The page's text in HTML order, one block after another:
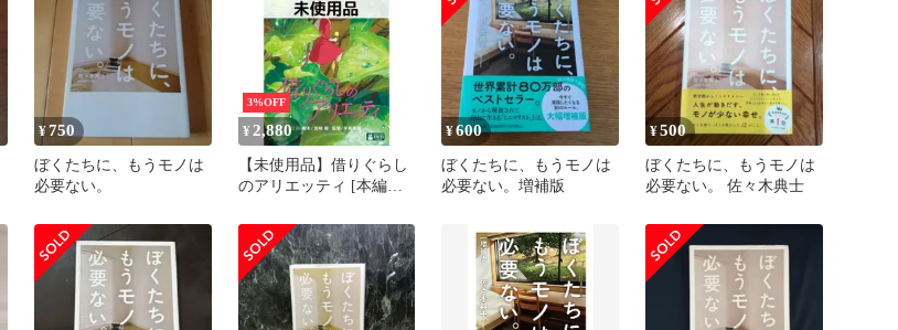
¥750
ぼくたちに、もうモノは
必要ない。
3%OFF
¥ 2,880
【未使用品】借りぐらし
のアリエッティ [本編
¥600
ぼくたちに、もうモノは
必要ない。増補版
¥500
ぼくたちに、もうモノは
必要ない。 佐々木典士